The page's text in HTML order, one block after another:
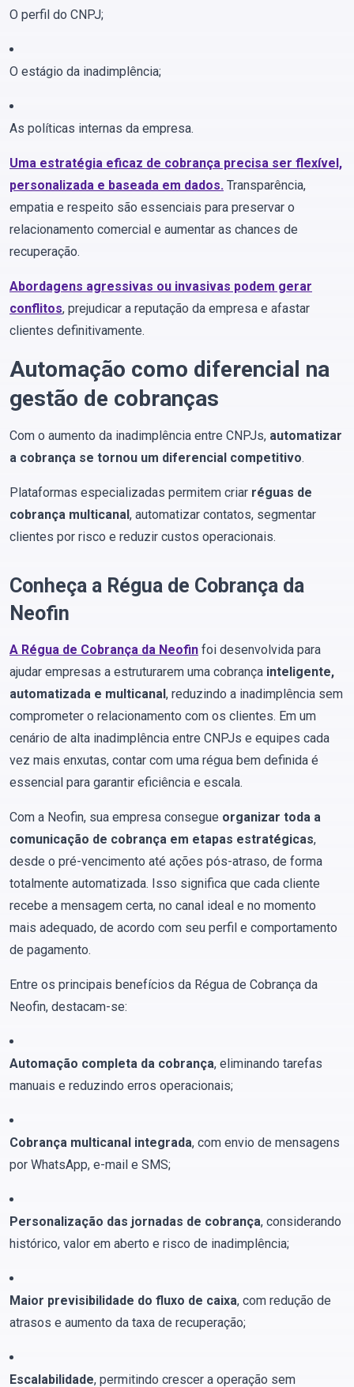
O perfil do CNPJ;
O estágio da inadimplência;
As políticas internas da empresa.
Uma estratégia eficaz de cobrança precisa ser flexível,
personalizada e baseada em dados. Transparência,
empatia e respeito são essenciais para preservar o
relacionamento comercial e aumentar as chances de
recuperação.
Abordagens agressivas ou invasivas podem gerar
conflitos, prejudicar a reputação da empresa e afastar
clientes definitivamente.
Automação como diferencial na
gestão de cobranças
Com o aumento da inadimplência entre CNPJs, automatizar
a cobrança se tornou um diferencial competitivo.
Plataformas especializadas permitem criar réguas de
cobrança multicanal, automatizar contatos, segmentar
clientes por risco e reduzir custos operacionais.
Conheça a Régua de Cobrança da
Neofin
A Régua de Cobrança da Neofin foi desenvolvida para
ajudar empresas a estruturarem uma cobrança inteligente,
automatizada e multicanal, reduzindo a inadimplência sem
comprometer o relacionamento com os clientes. Em um
cenário de alta inadimplência entre CNPJs e equipes cada
vez mais enxutas, contar com uma régua bem definida é
essencial para garantir eficiência e escala.
Com a Neofin, sua empresa consegue organizar toda a
comunicação de cobrança em etapas estratégicas,
desde o pré-vencimento até ações pós-atraso, de forma
totalmente automatizada. Isso significa que cada cliente
recebe a mensagem certa, no canal ideal e no momento
mais adequado, de acordo com seu perfil e comportamento
de pagamento.
Entre os principais benefícios da Régua de Cobrança da
Neofin, destacam-se:
Automação completa da cobrança, eliminando tarefas
manuais e reduzindo erros operacionais;
Cobrança multicanal integrada, com envio de mensagens
por WhatsApp, e-mail e SMS;
Personalização das jornadas de cobrança, considerando
histórico, valor em aberto e risco de inadimplência;
Maior previsibilidade do fluxo de caixa, com redução de
atrasos e aumento da taxa de recuperação;
Escalabilidade, permitindo crescer a operação sem